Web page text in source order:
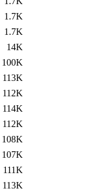
1.7K
1.7K
14K
100K
113K
112K
114K
112K
108K
107K
111K
113K